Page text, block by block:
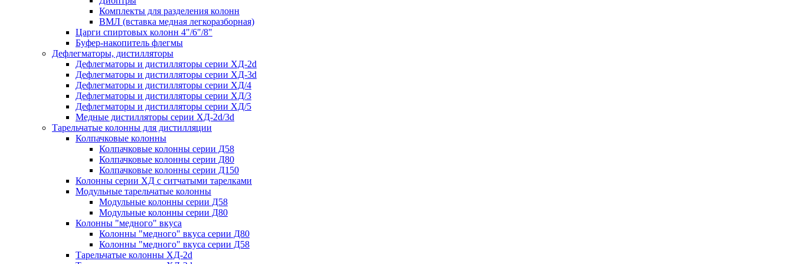
Комплекты для разделения колонн
ВМЛ (вставка медная легкоразборная)
Царги спиртовых колонн 4"/6"/8"
Буфер-накопитель флегмы
Дефлегматоры, дистилляторы
Дефлегматоры и дистилляторы серии ХД-2d
Дефлегматоры и дистилляторы серии ХД-3d
Дефлегматоры и дистилляторы серии ХД/4
Дефлегматоры и дистилляторы серии ХД/3
Дефлегматоры и дистилляторы серии ХД/5
Медные дистилляторы серии ХД-2d/3d
Тарельчатые колонны для дистилляции
Колпачковые колонны
Колпачковые колонны серии Д58
Колпачковые колонны серии Д80
Колпачковые колонны серии Д150
Колонны серии ХД с ситчатыми тарелками
Модульные тарельчатые колонны
Модульные колонны серии Д58
Модульные колонны серии Д80
Колонны "медного" вкуса
Колонны "медного" вкуса серии Д80
Колонны "медного" вкуса серии Д58
Тарельчатые колонны ХД-2d